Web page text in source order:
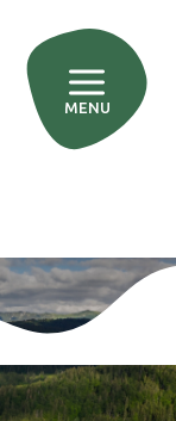
MENU
et leur